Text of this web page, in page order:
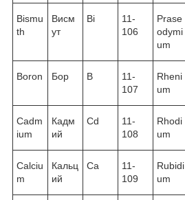
Bismu
th
Висм
ут
Bi
11-
106
Prase
odymi
um
Boron Бор B
11-
107
Rheni
um
Cadm
ium
Кадм
ий
Cd
11-
108
Rhodi
um
Calciu
m
Кальц
ий
Ca
11-
109
Rubidi
um